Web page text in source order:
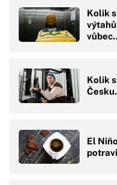
Kolik
Kolik
El